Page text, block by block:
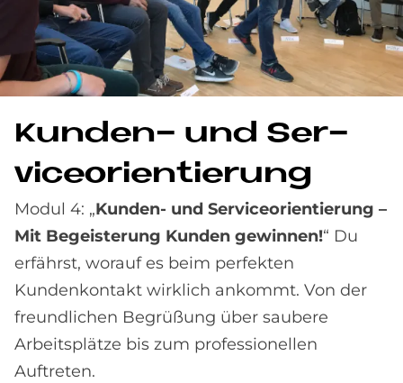
Kun­den- und Ser­
vice­ori­en­tie­rung
Modul 4: „Kunden- und Serviceorientierung –
Mit Begeisterung Kunden gewinnen!“ Du
erfährst, worauf es beim perfekten
Kundenkontakt wirklich ankommt. Von der
freundlichen Begrüßung über saubere
Arbeitsplätze bis zum professionellen
Auftreten.